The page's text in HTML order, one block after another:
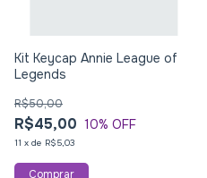
Kit Keycap Annie League of
Legends
R$45,00
R$50,00
10% OFF
11 x de R$5,03